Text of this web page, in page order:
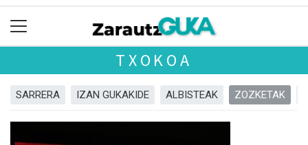
TXOKOA
SARRERA IZAN GUKAKIDE ALBISTEAK ZOZKETAK